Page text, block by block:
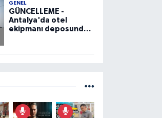
GENEL
GÜNCELLEME -
Antalya'da otel
ekipmanı deposunda